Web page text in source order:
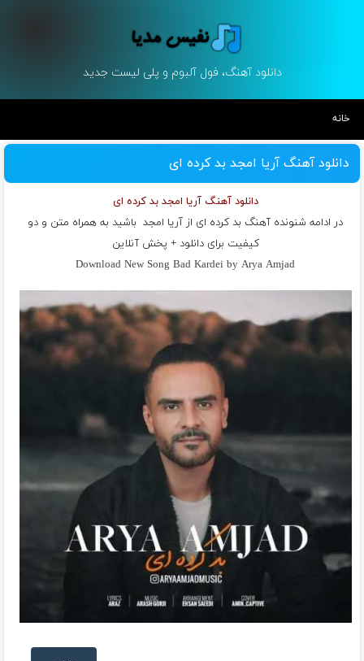
دانلود آهنگ، فول آلبوم و پلی لیست جدید
خانه
دانلود آهنگ آریا امجد بد کرده ای
دانلود آهنگ آریا امجد بد کرده ای
در ادامه شنونده آهنگ بد کرده ای از آریا امجدباشید به همراه متن و دو
کیفیت برای دانلود + پخش آنلاین
Download New Song Bad Kardei by Arya Amjad